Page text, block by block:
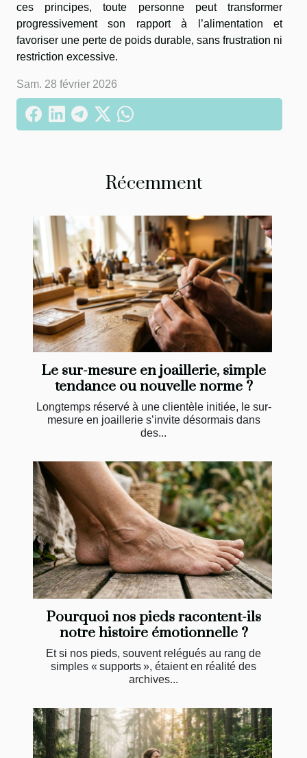
ces principes, toute personne peut transformer
progressivement son rapport à l’alimentation et
favoriser une perte de poids durable, sans frustration ni
restriction excessive.
Sam. 28 février 2026
Récemment
Le sur-mesure en joaillerie, simple
tendance ou nouvelle norme ?
Longtemps réservé à une clientèle initiée, le sur-
mesure en joaillerie s’invite désormais dans
des...
Pourquoi nos pieds racontent-ils
notre histoire émotionnelle ?
Et si nos pieds, souvent relégués au rang de
simples « supports », étaient en réalité des
archives...